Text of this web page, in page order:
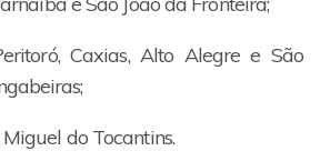
Caxias, Alto Alegre e São
do Tocantins.